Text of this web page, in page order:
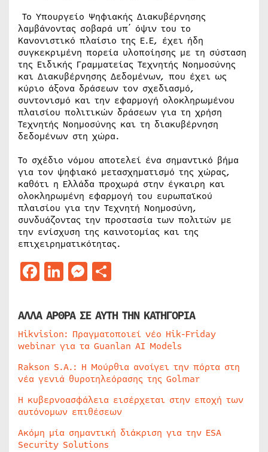
Το Υπουργείο Ψηφιακής Διακυβέρνησης
λαμβάνοντας σοβαρά υπ΄ όψιν του το
Κανονιστικό πλαίσιο της Ε.Ε, έχει ήδη
συγκεκριμένη πορεία υλοποίησης με τη σύσταση
της Ειδικής Γραμματείας Τεχνητής Νοημοσύνης
και Διακυβέρνησης Δεδομένων, που έχει ως
κύριο άξονα δράσεων τον σχεδιασμό,
συντονισμό και την εφαρμογή ολοκληρωμένου
πλαισίου πολιτικών δράσεων για τη χρήση
Τεχνητής Νοημοσύνης και τη διακυβέρνηση
δεδομένων στη χώρα.
Το σχέδιο νόμου αποτελεί ένα σημαντικό βήμα
για τον ψηφιακό μετασχηματισμό της χώρας,
καθότι η Ελλάδα προχωρά στην έγκαιρη και
ολοκληρωμένη εφαρμογή του ευρωπαϊκού
πλαισίου για την Τεχνητή Νοημοσύνη,
συνδυάζοντας την προστασία των πολιτών με
την ενίσχυση της καινοτομίας και της
επιχειρηματικότητας.
Facebook
LinkedIn
Messenger
ΑΛΛΑ ΑΡΘΡΑ ΣΕ ΑΥΤΗ ΤΗΝ ΚΑΤΗΓΟΡΙΑ
Hikvision: Πραγματοποιεί νέο Hik-Friday
webinar για τα Guanlan AI Models
Rakson S.A.: Η Μούρθια ανοίγει την πόρτα στη
νέα γενιά θυροτηλεόρασης της Golmar
Η κυβερνοασφάλεια εισέρχεται στην εποχή των
αυτόνομων επιθέσεων
Ακόμη μία σημαντική διάκριση για την ESA
Security Solutions